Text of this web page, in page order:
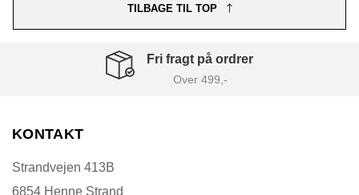
TILBAGE TIL TOP
Fri fragt på ordrer
Over 499,-
KONTAKT
Strandvejen 413B
6854 Henne Strand